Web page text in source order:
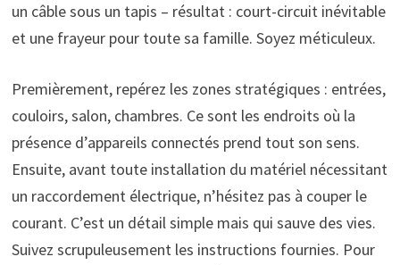
un câble sous un tapis – résultat : court-circuit inévitable
et une frayeur pour toute sa famille. Soyez méticuleux.
Premièrement, repérez les zones stratégiques : entrées,
couloirs, salon, chambres. Ce sont les endroits où la
présence d’appareils connectés prend tout son sens.
Ensuite, avant toute installation du matériel nécessitant
un raccordement électrique, n’hésitez pas à couper le
courant. C’est un détail simple mais qui sauve des vies.
Suivez scrupuleusement les instructions fournies. Pour